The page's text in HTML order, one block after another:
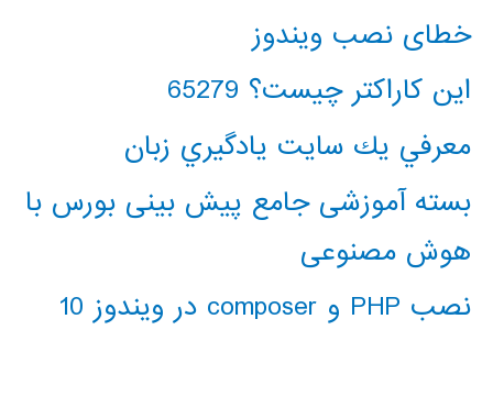
خطای نصب ویندوز
این کاراکتر چیست؟ 65279
معرفي يك سايت يادگيري زبان
بسته آموزشی جامع پیش بینی بورس با
هوش مصنوعی
نصب PHP و composer در ویندوز 10